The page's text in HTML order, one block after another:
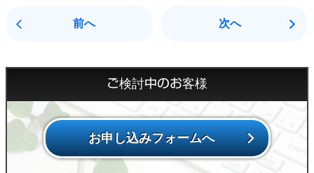
前へ 次へ
ご検討中のお客様
お申し込みフォームへ